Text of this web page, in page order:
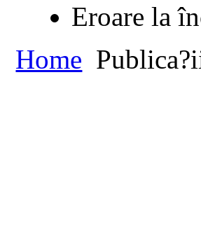
Eroare la
Home